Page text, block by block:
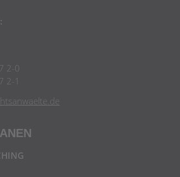
2-0
2-1